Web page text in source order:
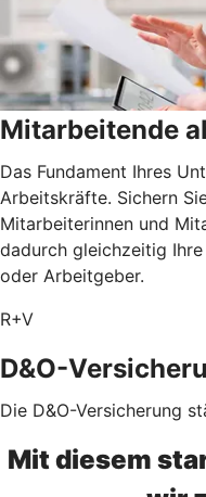
Mitarbeitende
Das Fundament Ihres
Arbeitskräfte. Sichern
Mitarbeiterinnen und
dadurch gleichzeitig
oder Arbeitgeber.
R+V
D&O-
Die D&O-Versicherung
Mit diesem